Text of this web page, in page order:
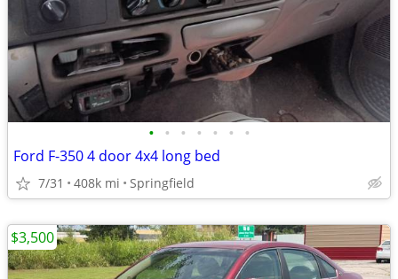
• • • • • • •
Ford F-350 4 door 4x4 long bed
7/31 408k mi Springfield
$3,500